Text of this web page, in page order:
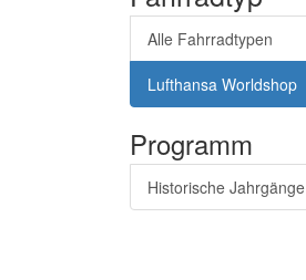
Alle Fahrradtypen
Lufthansa Worldshop
Programm
Historische Jahrgänge